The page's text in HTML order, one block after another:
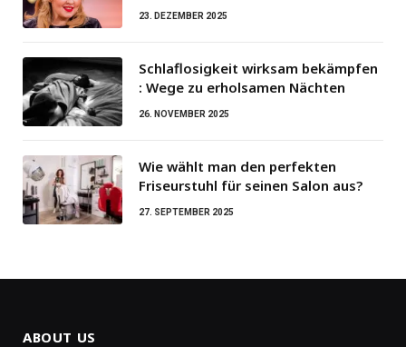
23. DEZEMBER 2025
Schlaflosigkeit wirksam bekämpfen
: Wege zu erholsamen Nächten
26. NOVEMBER 2025
Wie wählt man den perfekten
Friseurstuhl für seinen Salon aus?
27. SEPTEMBER 2025
ABOUT US